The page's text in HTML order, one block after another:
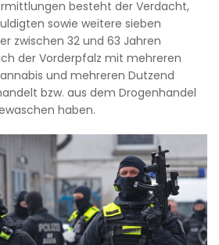
besteht der Verdacht,
sowie weitere sieben
zwischen 32 und 63 Jahren
der Vorderpfalz mit mehreren
und mehreren Dutzend
bzw. aus dem Drogenhandel
haben.